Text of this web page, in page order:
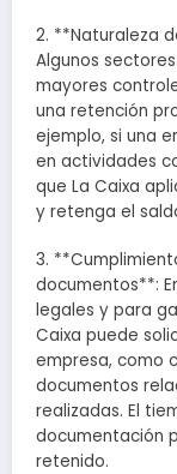
2. **Naturaleza
Algunos
mayores
una retención
ejemplo, si una
en actividades
que La Caixa
y retenga el
3.
documentos**:
legales y para
Caixa puede
empresa, como
documentos
realizadas. El
documentación
retenido.